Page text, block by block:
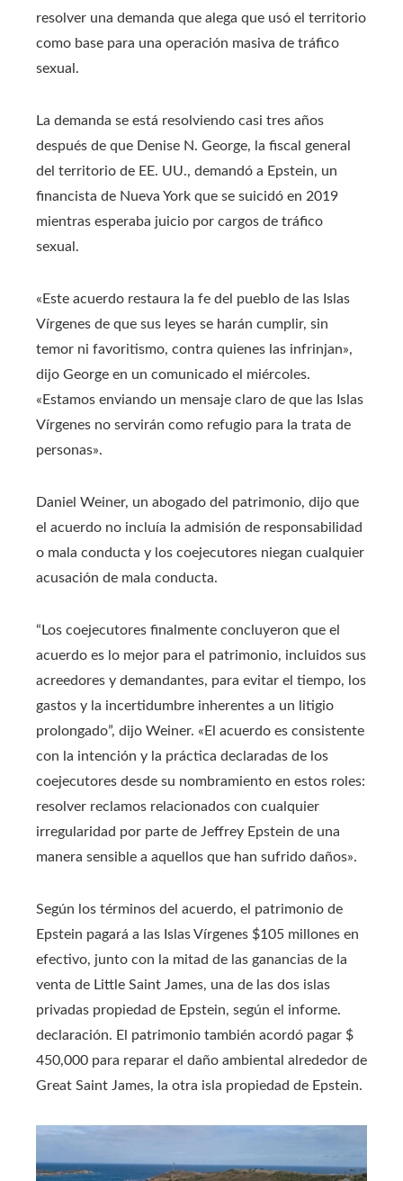
resolver una demanda que alega que usó el territorio
como base para una operación masiva de tráfico
sexual.
La demanda se está resolviendo casi tres años
después de que Denise N. George, la fiscal general
del territorio de EE. UU., demandó a Epstein, un
financista de Nueva York que se suicidó en 2019
mientras esperaba juicio por cargos de tráfico
sexual.
«Este acuerdo restaura la fe del pueblo de las Islas
Vírgenes de que sus leyes se harán cumplir, sin
temor ni favoritismo, contra quienes las infrinjan»,
dijo George en un comunicado el miércoles.
«Estamos enviando un mensaje claro de que las Islas
Vírgenes no servirán como refugio para la trata de
personas».
Daniel Weiner, un abogado del patrimonio, dijo que
el acuerdo no incluía la admisión de responsabilidad
o mala conducta y los coejecutores niegan cualquier
acusación de mala conducta.
“Los coejecutores finalmente concluyeron que el
acuerdo es lo mejor para el patrimonio, incluidos sus
acreedores y demandantes, para evitar el tiempo, los
gastos y la incertidumbre inherentes a un litigio
prolongado”, dijo Weiner. «El acuerdo es consistente
con la intención y la práctica declaradas de los
coejecutores desde su nombramiento en estos roles:
resolver reclamos relacionados con cualquier
irregularidad por parte de Jeffrey Epstein de una
manera sensible a aquellos que han sufrido daños».
Según los términos del acuerdo, el patrimonio de
Epstein pagará a las Islas Vírgenes $105 millones en
efectivo, junto con la mitad de las ganancias de la
venta de Little Saint James, una de las dos islas
privadas propiedad de Epstein, según el informe.
declaración. El patrimonio también acordó pagar $
450,000 para reparar el daño ambiental alrededor de
Great Saint James, la otra isla propiedad de Epstein.